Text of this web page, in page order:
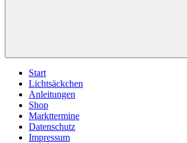
Start
Lichtsäckchen
Anleitungen
Shop
Markttermine
Datenschutz
Impressum